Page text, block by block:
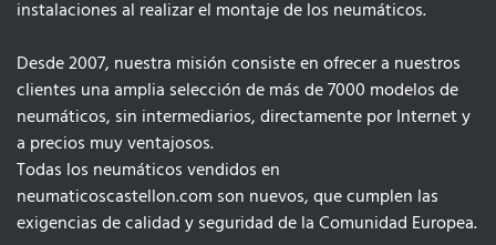
instalaciones al realizar el montaje de los neumáticos.
Desde 2007, nuestra misión consiste en ofrecer a nuestros
clientes una amplia selección de más de 7000 modelos de
neumáticos, sin intermediarios, directamente por Internet y
a precios muy ventajosos.
Todas los neumáticos vendidos en
neumaticoscastellon.com son nuevos, que cumplen las
exigencias de calidad y seguridad de la Comunidad Europea.